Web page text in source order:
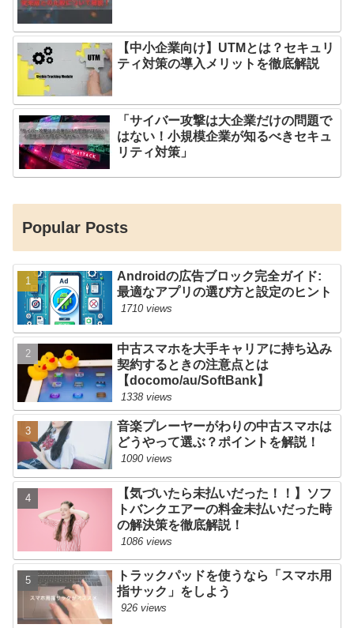
【中小企業向け】UTMとは？セキュリ
ティ対策の導入メリットを徹底解説
「サイバー攻撃は大企業だけの問題で
はない！小規模企業が知るべきセキュ
リティ対策」
Popular Posts
Androidの広告ブロック完全ガイド:
最適なアプリの選び方と設定のヒント
1710 views
中古スマホを大手キャリアに持ち込み
契約するときの注意点とは
【docomo/au/SoftBank】
1338 views
音楽プレーヤーがわりの中古スマホは
どうやって選ぶ？ポイントを解説！
1090 views
【気づいたら未払いだった！！】ソフ
トバンクエアーの料金未払いだった時
の解決策を徹底解説！
1086 views
トラックパッドを使うなら「スマホ用
指サック」をしよう
926 views